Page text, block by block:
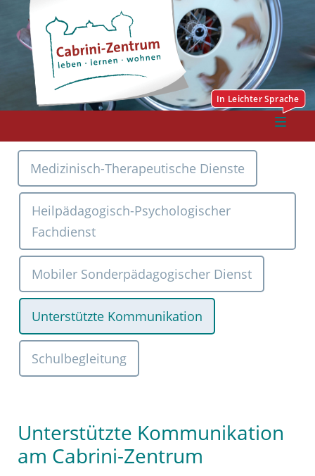
Medizinisch-Therapeutische Dienste
Heilpädagogisch-Psychologischer
Fachdienst
Mobiler Sonderpädagogischer Dienst
Unterstützte Kommunikation
Schulbegleitung
Unterstützte Kommunikation
am Cabrini-Zentrum